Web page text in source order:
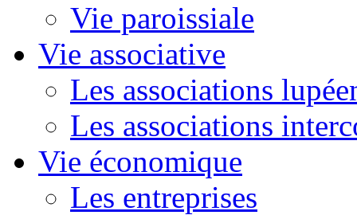
Vie paroissiale
Vie associative
Les associations
Les associations
Vie économique
Les entreprises